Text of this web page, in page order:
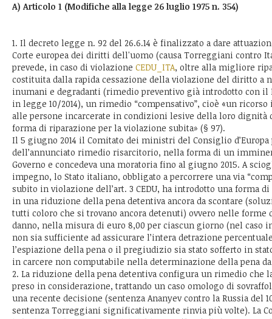
A) Articolo 1 (Modifiche alla legge 26 luglio 1975 n. 354)
1. Il decreto legge n. 92 del 26.6.14 è finalizzato a dare
Corte europea dei diritti dell'uomo (causa Torreggiani contro
prevede, in caso di violazione CEDU_ITA, oltre alla migliore
costituita dalla rapida cessazione della violazione del diritto a
inumani e degradanti (rimedio preventivo già introdotto con il
in legge 10/2014), un rimedio “compensativo”, cioè «un
alle persone incarcerate in condizioni lesive della loro dignità
forma di riparazione per la violazione subita» (§ 97).
Il 5 giugno 2014 il Comitato dei ministri del Consiglio d’Europa
dell’annunciato rimedio risarcitorio, nella forma di un
Governo e concedeva una moratoria fino al giugno 2015. A
impegno, lo Stato italiano, obbligato a percorrere una via
subito in violazione dell’art. 3 CEDU, ha introdotto una forma
in una riduzione della pena detentiva ancora da scontare
tutti coloro che si trovano ancora detenuti) ovvero nelle forme
danno, nella misura di euro 8,00 per ciascun giorno (nel caso
non sia sufficiente ad assicurare l’intera detrazione
l’espiazione della pena o il pregiudizio sia stato sofferto in
in carcere non computabile nella determinazione della pena
2. La riduzione della pena detentiva configura un rimedio che
preso in considerazione, trattando un caso omologo di
una recente decisione (sentenza Ananyev contro la Russia del
sentenza Torreggiani significativamente rinvia più volte). La